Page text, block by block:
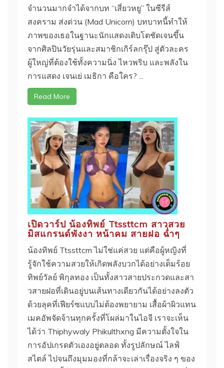
จำนวนมากจำได้จากบท “เสี่ยวหยู” ในซีรีส์
สงคราม ส่งด่วน (Mad Unicorn) บทบาทนี้ทำให้
ภาพของเธอในฐานะนักแสดงเติบโตชัดเจนขึ้น
จากศิลปินวัยรุ่นและสมาชิกเกิร์ลกรุ๊ป สู่ตัวละคร
ผู้ใหญ่ที่ต้องใช้ทั้งความนิ่ง ไหวพริบ และพลังใน
การแสดง เจนเย่ เมธิกา คือใคร? ...
Read More
เปิดวาร์ป น้องทิพย์ Ttssttcm สาวสวย
มิสแกรนด์พังงา หน้าคม สายฝอ ฉ่ำๆ
น้องทิพย์ Ttssttcm ไม่ใช่แค่สวย แต่คือผู้หญิงที่
รู้จักใช้ความสวยให้เกิดพลังบวกได้อย่างเต็มร้อย
ทิพย์วัลย์ พิกุลทอง เป็นทั้งสาวสายประกวดและสา
วสายฝอที่เดินอยู่บนเส้นทางเดียวกันได้อย่างลงตัว
ด้วยลุคที่เฟียร์ซแบบไม่ต้องพยายาม เสื้อผ้าผิวแทน
เมคอัพจัดจ้านทุกครั้งที่โผล่มาในไอจี เราจะเห็น
ได้ว่า Thiphywaly Phikulthxng มีความตั้งใจใน
การอัปเกรดตัวเองอยู่ตลอด ทั้งรูปลักษณ์ ไลฟ์
สไตล์ ไปจนถึงมุมมองที่กล้าจะเล่าเรื่องจริง ๆ ของ